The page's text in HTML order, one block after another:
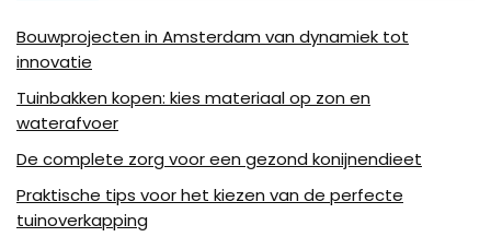
Bouwprojecten in Amsterdam van dynamiek tot
innovatie
Tuinbakken kopen: kies materiaal op zon en
waterafvoer
De complete zorg voor een gezond konijnendieet
Praktische tips voor het kiezen van de perfecte
tuinoverkapping